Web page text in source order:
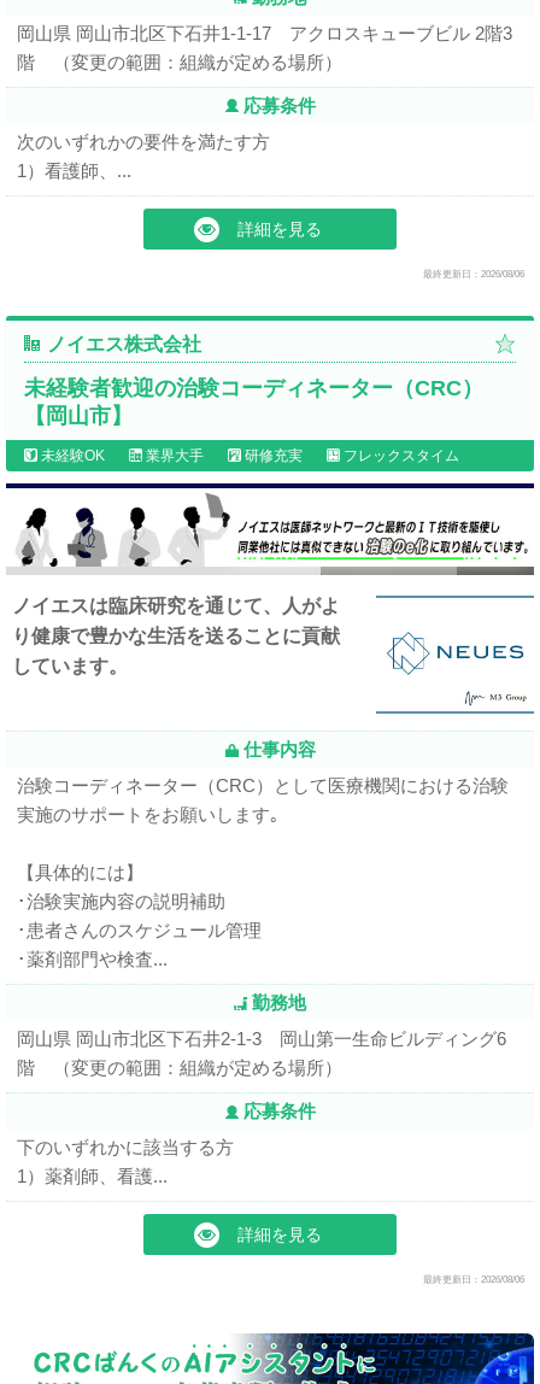
岡山県 岡山市北区下石井1-1-17 アクロスキューブビル 2階3
階 （変更の範囲：組織が定める場所）
応募条件
次のいずれかの要件を満たす方
1）看護師、...
詳細を見る
最終更新日：2026/08/06
ノイエス株式会社
未経験者歓迎の治験コーディネーター（CRC）
【岡山市】
未経験OK 業界大手 研修充実 フレックスタイム
ノイエスは臨床研究を通じて、人がよ
り健康で豊かな生活を送ることに貢献
しています。
仕事内容
治験コーディネーター（CRC）として医療機関における治験
実施のサポートをお願いします｡
【具体的には】
･治験実施内容の説明補助
･患者さんのスケジュール管理
･薬剤部門や検査...
勤務地
岡山県 岡山市北区下石井2-1-3 岡山第一生命ビルディング6
階 （変更の範囲：組織が定める場所）
応募条件
下のいずれかに該当する方
1）薬剤師、看護...
詳細を見る
最終更新日：2026/08/06